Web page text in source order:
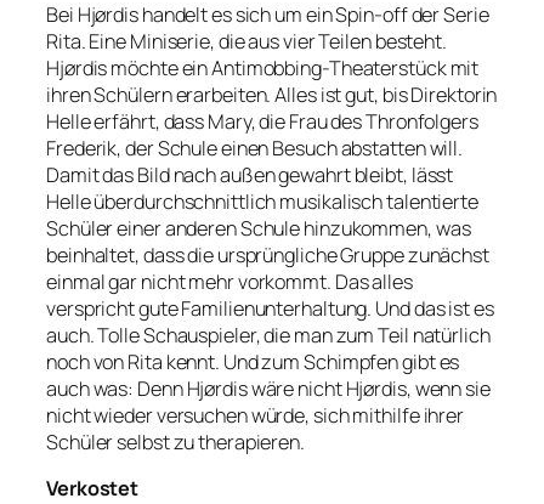
Bei Hjørdis handelt es sich um ein Spin-off der Serie
Rita. Eine Miniserie, die aus vier Teilen besteht.
Hjørdis möchte ein Antimobbing-Theaterstück mit
ihren Schülern erarbeiten. Alles ist gut, bis Direktorin
Helle erfährt, dass Mary, die Frau des Thronfolgers
Frederik, der Schule einen Besuch abstatten will.
Damit das Bild nach außen gewahrt bleibt, lässt
Helle überdurchschnittlich musikalisch talentierte
Schüler einer anderen Schule hinzukommen, was
beinhaltet, dass die ursprüngliche Gruppe zunächst
einmal gar nicht mehr vorkommt. Das alles
verspricht gute Familienunterhaltung. Und das ist es
auch. Tolle Schauspieler, die man zum Teil natürlich
noch von Rita kennt. Und zum Schimpfen gibt es
auch was: Denn Hjørdis wäre nicht Hjørdis, wenn sie
nicht wieder versuchen würde, sich mithilfe ihrer
Schüler selbst zu therapieren.
Verkostet